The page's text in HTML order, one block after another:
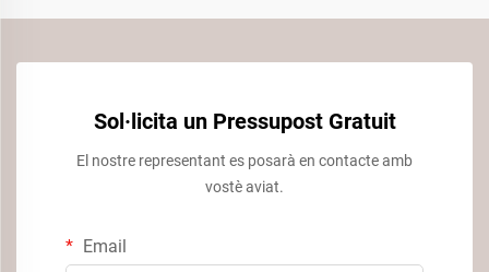
Sol·licita un Pressupost Gratuit
El nostre representant es posarà en contacte amb
vostè aviat.
Email